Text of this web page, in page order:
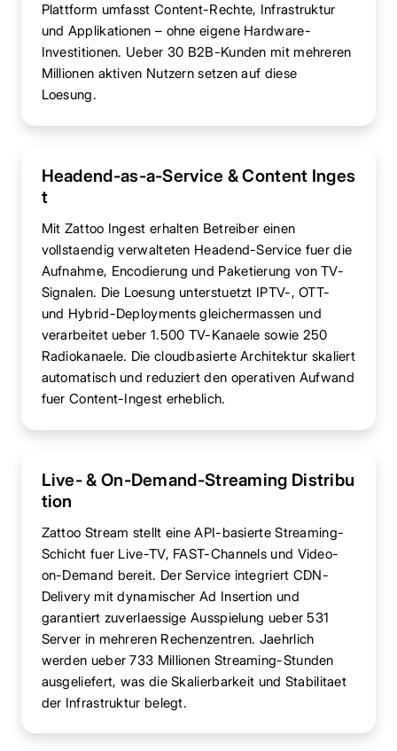
Plattform umfasst Content-Rechte, Infrastruktur
und Applikationen – ohne eigene Hardware-
Investitionen. Ueber 30 B2B-Kunden mit mehreren
Millionen aktiven Nutzern setzen auf diese
Loesung.
Headend-as-a-Service & Content Inges
t
Mit Zattoo Ingest erhalten Betreiber einen
vollstaendig verwalteten Headend-Service fuer die
Aufnahme, Encodierung und Paketierung von TV-
Signalen. Die Loesung unterstuetzt IPTV-, OTT-
und Hybrid-Deployments gleichermassen und
verarbeitet ueber 1.500 TV-Kanaele sowie 250
Radiokanaele. Die cloudbasierte Architektur skaliert
automatisch und reduziert den operativen Aufwand
fuer Content-Ingest erheblich.
Live- & On-Demand-Streaming Distribu
tion
Zattoo Stream stellt eine API-basierte Streaming-
Schicht fuer Live-TV, FAST-Channels und Video-
on-Demand bereit. Der Service integriert CDN-
Delivery mit dynamischer Ad Insertion und
garantiert zuverlaessige Ausspielung ueber 531
Server in mehreren Rechenzentren. Jaehrlich
werden ueber 733 Millionen Streaming-Stunden
ausgeliefert, was die Skalierbarkeit und Stabilitaet
der Infrastruktur belegt.